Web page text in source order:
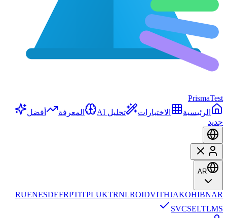
PrismaTest
الرئيسية
الاختبارات تحليل AI المعرفة
أفضل
جديد
AR
RUENESDEFRPTITPLUKTRNLROIDVITHJAKOHIBNAR
SVCSELTLMS